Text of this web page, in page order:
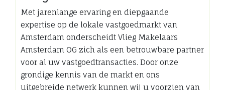
Met jarenlange ervaring en diepgaande
expertise op de lokale vastgoedmarkt van
Amsterdam onderscheidt Vlieg Makelaars
Amsterdam OG zich als een betrouwbare partner
voor al uw vastgoedtransacties. Door onze
grondige kennis van de markt en ons
uitgebreide netwerk kunnen wij u voorzien van